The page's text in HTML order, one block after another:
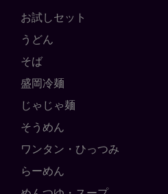
お試しセット
うどん
そば
盛岡冷麺
じゃじゃ麺
そうめん
ワンタン・ひっつみ
らーめん